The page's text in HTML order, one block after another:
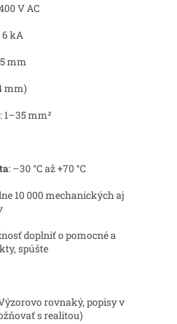
V AC
6 kA
mm
mm)
: 1–35 mm²
: –30 °C až +70 °C
10 000 mechanických aj
doplniť o pomocné a
spúšte
rovnaký, popisy v
s realitou)